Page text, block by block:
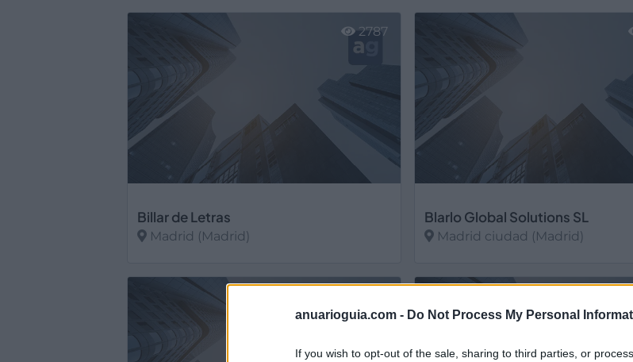
anuarioguia.com - Do Not Process My Personal
If you wish to opt-out of the sale, sharing to third parties, or
Billar de Letras
Madrid (Madrid)
2787
Blarlo Global Solutions SL
Madrid ciudad (Madrid)